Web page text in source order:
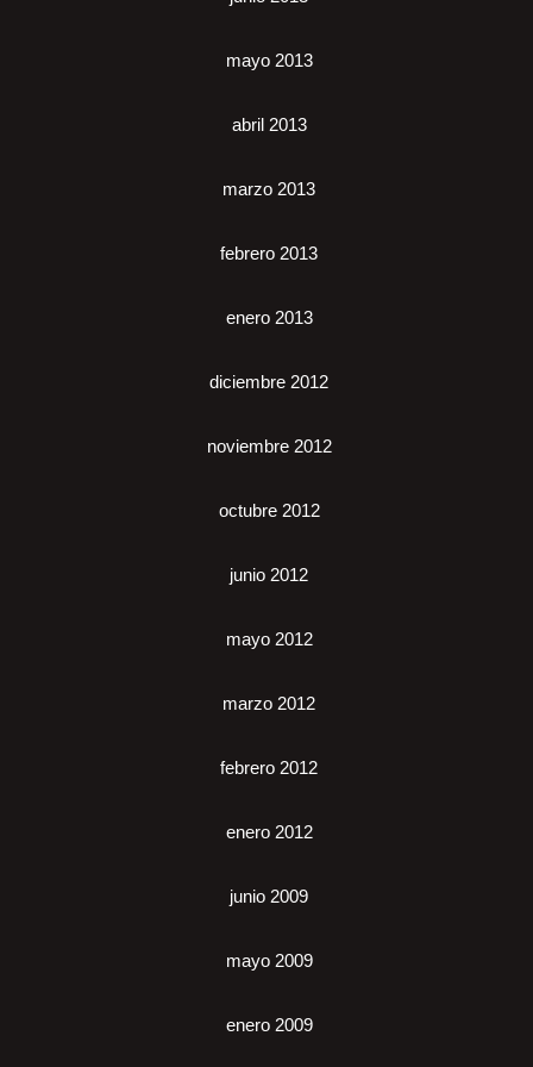
mayo 2013
abril 2013
marzo 2013
febrero 2013
enero 2013
diciembre 2012
noviembre 2012
octubre 2012
junio 2012
mayo 2012
marzo 2012
febrero 2012
enero 2012
junio 2009
mayo 2009
enero 2009